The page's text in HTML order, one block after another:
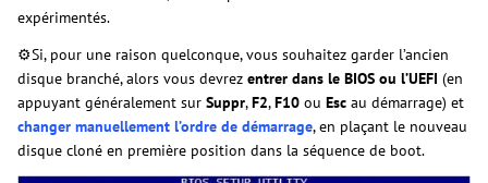
expérimentés.
⚙️Si, pour une raison quelconque, vous souhaitez garder l’ancien
disque branché, alors vous devrez entrer dans le BIOS ou l’UEFI (en
appuyant généralement sur Suppr,F2,F10 ou Esc au démarrage) et
changer manuellement l’ordre de démarrage, en plaçant le nouveau
disque cloné en première position dans la séquence de boot.